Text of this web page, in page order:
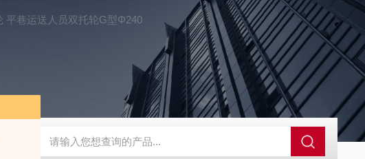
平巷运送人员双托轮G型Φ240
矿用本安型行程开关KHXC24 井下机电设备 便携式移动液压系统总成 提升机